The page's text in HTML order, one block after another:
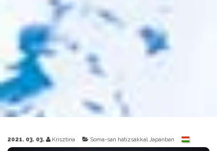
2021. 03. 03. Krisztina Soma-san hátizsákkal Japánban